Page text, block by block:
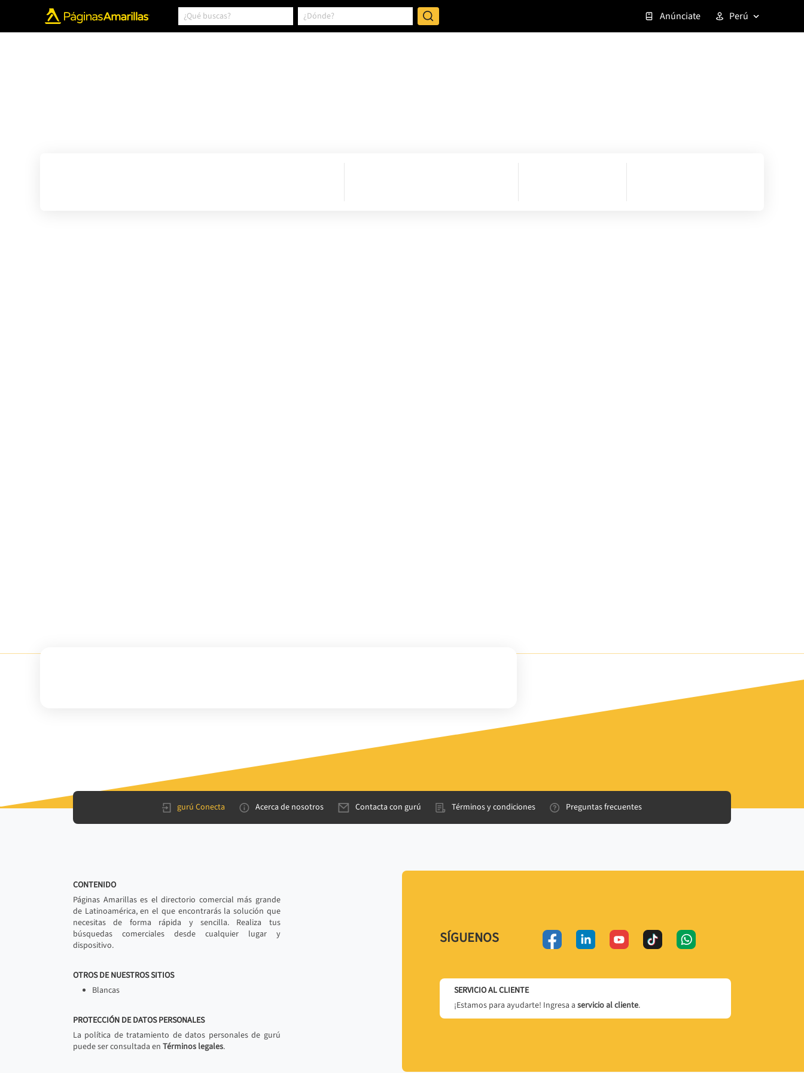
Anúnciate Perú
gurú Conecta Acerca de nosotros Contacta con gurú Términos y condiciones Preguntas frecuentes
CONTENIDO
Páginas Amarillas es el directorio comercial más grande
de Latinoamérica, en el que encontrarás la solución que
necesitas de forma rápida y sencilla. Realiza tus
búsquedas comerciales desde cualquier lugar y
dispositivo.
OTROS DE NUESTROS SITIOS
Blancas
PROTECCIÓN DE DATOS PERSONALES
La política de tratamiento de datos personales de gurú
puede ser consultada en Términos legales.
SÍGUENOS
SERVICIO AL CLIENTE
¡Estamos para ayudarte! Ingresa a servicio al cliente.